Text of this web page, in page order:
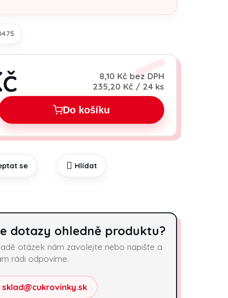
8,10 Kč bez DPH
Měrná cena:
235,20 Kč / 24 ks
Do košíku
se Hlídat
dotazy ohledně produktu?
otázek nám zavolejte nebo napište a
rádi odpovíme.
sklad@cukrovinky.sk